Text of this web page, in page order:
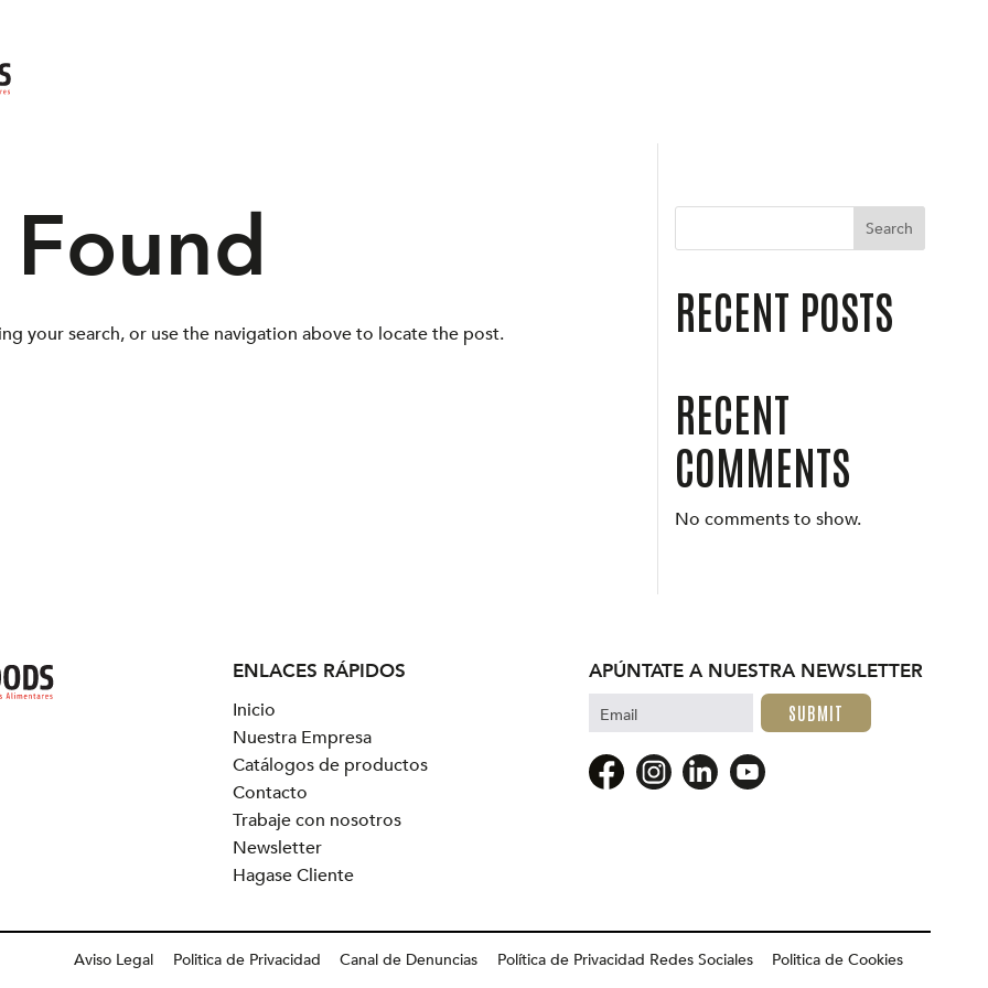
your search, or use the navigation above to locate the post.
Search
RECENT POSTS
RECENT
COMMENTS
No comments to show.
ENLACES RÁPIDOS
Inicio
Nuestra Empresa
Catálogos de productos
Contacto
Trabaje con nosotros
Newsletter
Hagase Cliente
APÚNTATE A NUESTRA NEWSLETTER
Email
Aviso Legal Politica de Privacidad Canal de Denuncias Política de Privacidad Redes Sociales Politica de Cookies